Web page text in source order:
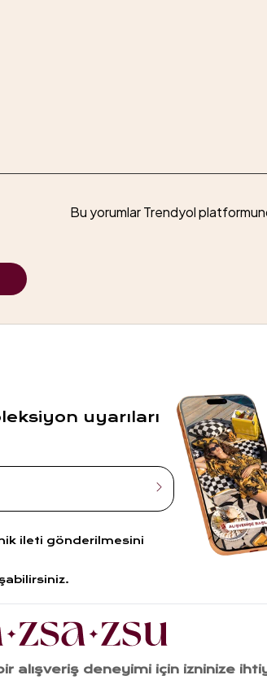
Bu yorumlar Trendyol
uyarıları
ileti gönderilmesini